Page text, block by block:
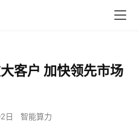
客户 加快领先市场
日 智能算力